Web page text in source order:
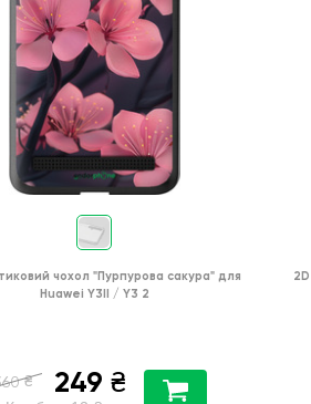
чохол "Пурпурова сакура" для
Huawei Y3II / Y3 2
₴ 249 ₴